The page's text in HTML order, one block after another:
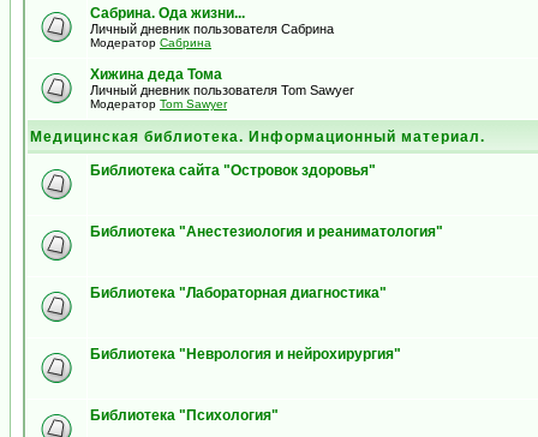
Сабрина. Ода жизни...
Личный дневник пользователя Сабрина
Модератор Сабрина
Хижина деда Тома
Личный дневник пользователя Tom Sawyer
Модератор Tom Sawyer
Медицинская библиотека. Информационный материал.
Библиотека сайта "Островок здоровья"
Библиотека "Анестезиология и реаниматология"
Библиотека "Лабораторная диагностика"
Библиотека "Неврология и нейрохирургия"
Библиотека "Психология"